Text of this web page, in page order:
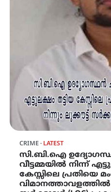
CRIME LATEST
സി.ബി.ഐ
വീട്ടമ്മയിൽ നിന്ന്
കേസ്സിലെ പ്രതിയെ
വിമാനത്താവളത്തിൽ